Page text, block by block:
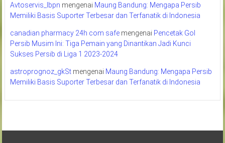
Avtoservis_lbpn mengenai Maung Bandung: Mengapa Persib
Memiliki Basis Suporter Terbesar dan Terfanatik di Indonesia
canadian pharmacy 24h com safemengenai Pencetak Gol
Persib Musim Ini: Tiga Pemain yang Dinantikan Jadi Kunci
Sukses Persib di Liga 1 2023-2024
astroprognoz_gkStmengenai Maung Bandung: Mengapa Persib
Memiliki Basis Suporter Terbesar dan Terfanatik di Indonesia